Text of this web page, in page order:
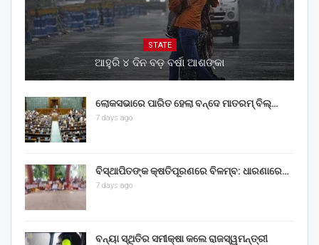
STATE
ଆହୁରି ୪ ଦିନ ବଡ଼ ବର୍ଷା ଆଶଙ୍କା
ଲୋକସଭାରେ ପାରିତ ହେଲା ବନ୍ଦେ ମାତରମ୍‌ ବିଲ୍‌…
7 days ago
ବିସ୍ଥାପିତଙ୍କ କ୍ଷତିପୂରଣରେ ବିଳମ୍ବ: ଧାରଣାରେ…
7 days ago
ବନ୍ୟା ସ୍ଥିତିର ସମୀକ୍ଷା କଲେ ରାଜସ୍ୱମନ୍ତ୍ରୀ